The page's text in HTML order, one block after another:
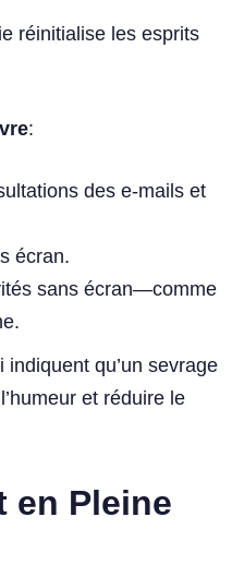
réinitialise les esprits
:
des e-mails et
écran.
sans écran—comme
qu’un sevrage
et réduire le
en Pleine